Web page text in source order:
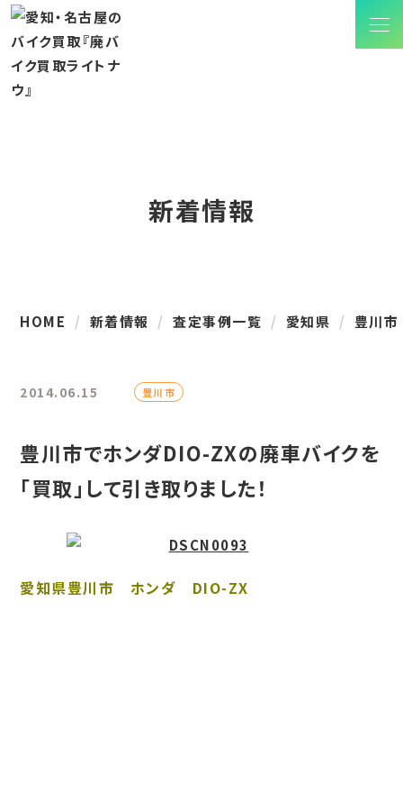
新着情報
HOME 新着情報 査定事例一覧 愛知県 豊川市
2014.06.15 豊川市
豊川市でホンダDIO-ZXの廃車バイクを
「買取」して引き取りました！
愛知県豊川市 ホンダ DIO-ZX